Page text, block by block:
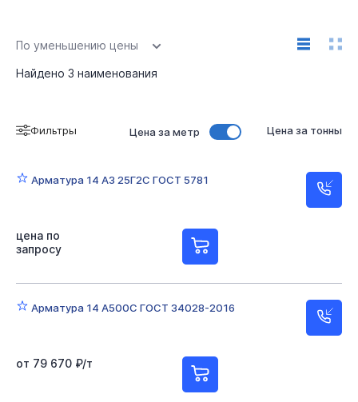
По уменьшению цены
Найдено 3 наименования
Фильтры Цена за метр Цена за тонны
Арматура 14 А3 25Г2С ГОСТ 5781
цена по
запросу
Арматура 14 А500С ГОСТ 34028-2016
от 79 670 ₽/т